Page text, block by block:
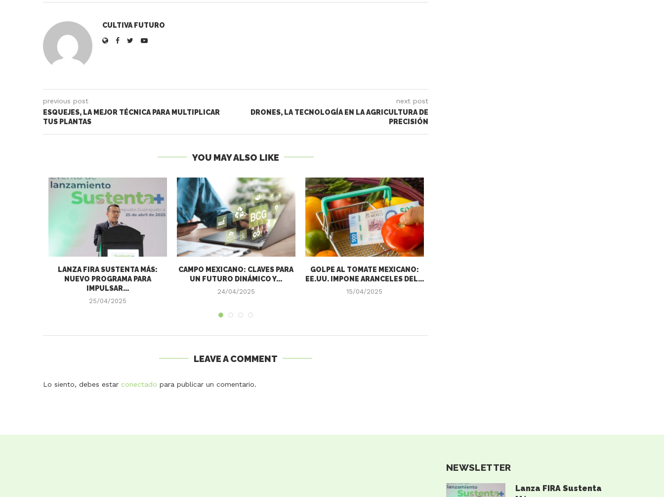
CULTIVA FUTURO
previous post
ESQUEJES, LA MEJOR TÉCNICA PARA MULTIPLICAR
TUS PLANTAS
next post
DRONES, LA TECNOLOGÍA EN LA AGRICULTURA DE
PRECISIÓN
YOU MAY ALSO LIKE
LANZA FIRA SUSTENTA MÁS:
NUEVO PROGRAMA PARA
IMPULSAR...
25/04/2025
CAMPO MEXICANO: CLAVES PARA
UN FUTURO DINÁMICO Y...
24/04/2025
GOLPE AL TOMATE MEXICANO:
EE.UU. IMPONE ARANCELES DEL...
15/04/2025
LEAVE A COMMENT
Lo siento, debes estar conectado para publicar un comentario.
NEWSLETTER
Lanza FIRA Sustenta